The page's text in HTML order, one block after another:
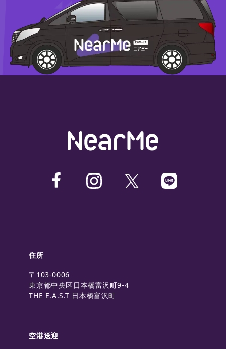
住所
〒103-0006
東京都中央区日本橋富沢町9-4
THE E.A.S.T 日本橋富沢町
空港送迎